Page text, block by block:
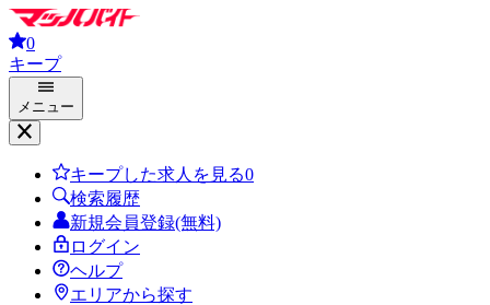
0
キープ
メニュー
キープした求人を見る0
検索履歴
新規会員登録(無料)
ログイン
ヘルプ
エリアから探す